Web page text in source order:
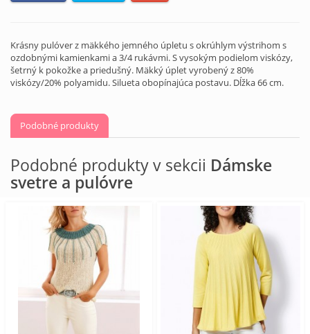
Krásny pulóver z mäkkého jemného úpletu s okrúhlym výstrihom s
ozdobnými kamienkami a 3/4 rukávmi. S vysokým podielom viskózy,
šetrný k pokožke a priedušný. Mäkký úplet vyrobený z 80%
viskózy/20% polyamidu. Silueta obopínajúca postavu. Dĺžka 66 cm.
Podobné produkty
Podobné produkty v sekcii Dámske
svetre a pulóvre